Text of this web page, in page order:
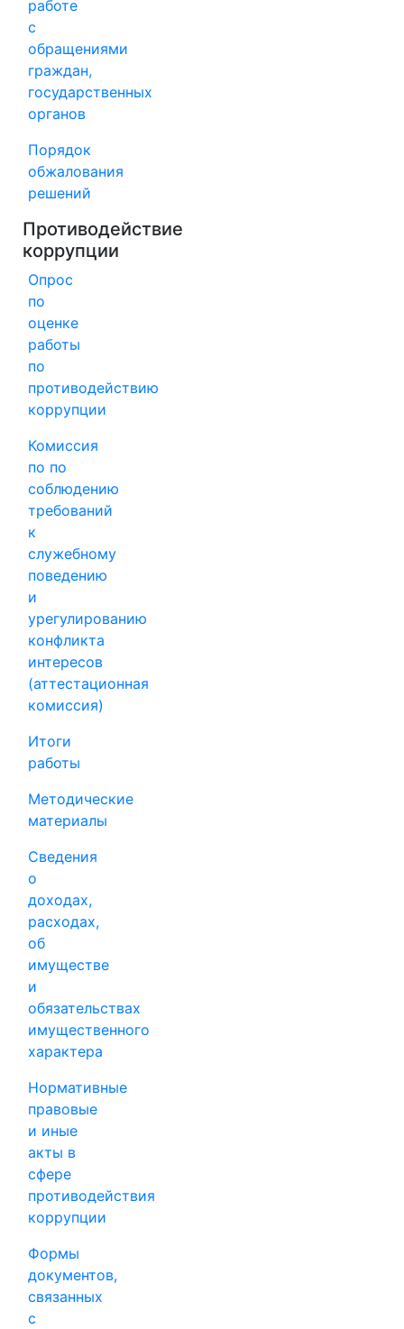
работе
с
обращениями
граждан,
государственных
органов
Порядок
обжалования
решений
Противодействие
коррупции
Опрос
по
оценке
работы
по
противодействию
коррупции
Комиссия
по по
соблюдению
требований
к
служебному
поведению
и
урегулированию
конфликта
интересов
(аттестационная
комиссия)
Итоги
работы
Методические
материалы
Сведения
о
доходах,
расходах,
об
имуществе
и
обязательствах
имущественного
характера
Нормативные
правовые
и иные
акты в
сфере
противодействия
коррупции
Формы
документов,
связанных
с